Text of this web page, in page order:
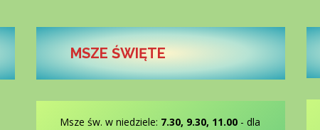
MSZE ŚWIĘTE
Msze św. w niedziele: 7.30, 9.30, 11.00 - dla